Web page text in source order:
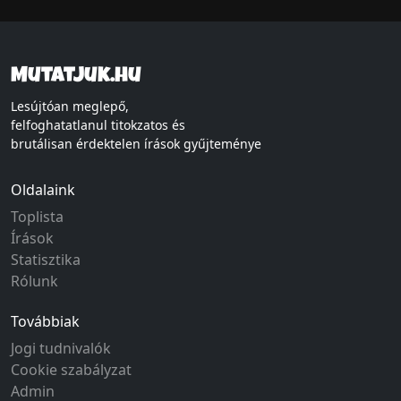
Mutatjuk.hu
Lesújtóan meglepő,
felfoghatatlanul titokzatos és
brutálisan érdektelen írások gyűjteménye
Oldalaink
Toplista
Írások
Statisztika
Rólunk
Továbbiak
Jogi tudnivalók
Cookie szabályzat
Admin